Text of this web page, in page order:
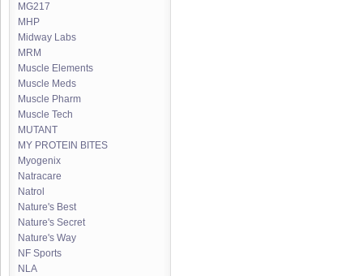
MG217
MHP
Midway Labs
MRM
Muscle Elements
Muscle Meds
Muscle Pharm
Muscle Tech
MUTANT
MY PROTEIN BITES
Myogenix
Natracare
Natrol
Nature's Best
Nature's Secret
Nature's Way
NF Sports
NLA